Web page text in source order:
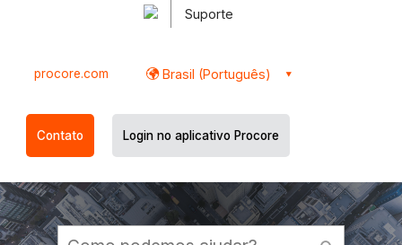
Suporte
procore.com Brasil (Português)
Contato Login no aplicativo Procore